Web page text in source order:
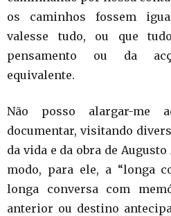
os caminhos fossem
valesse tudo, ou que
pensamento ou da
equivalente.
Não posso alargar-me
documentar, visitando
da vida e da obra de
modo, para ele, a “longa
longa conversa com
anterior ou destino